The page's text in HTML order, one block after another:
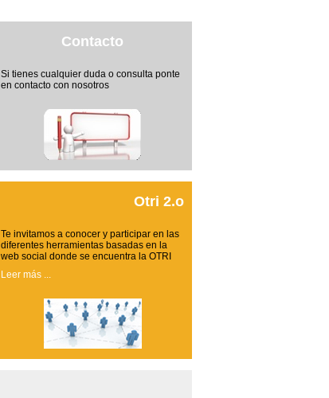
Contacto
Si tienes cualquier duda o consulta ponte
en contacto con nosotros
Otri 2.o
Te invitamos a conocer y participar en las
diferentes herramientas basadas en la
web social donde se encuentra la OTRI
Leer más ...